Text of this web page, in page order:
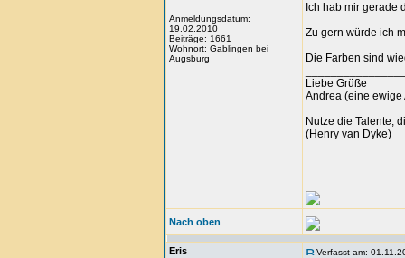
Anmeldungsdatum:
19.02.2010
Beiträge: 1661
Wohnort: Gablingen bei
Augsburg
Ich hab mir gerade
Zu gern würde ich
Die Farben sind
Liebe Grüße
Andrea (eine ewige
Nutze die Talente,
(Henry van Dyke)
Nach oben
Eris Verfasst am: